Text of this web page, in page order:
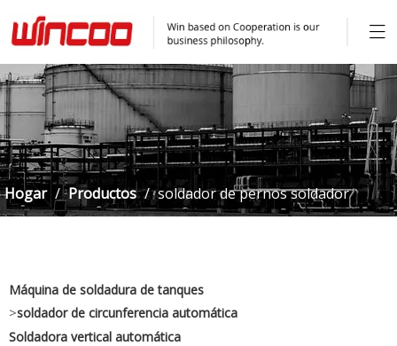
Hogar / Productos / soldador de pernos soldador
vertical automático
Máquina de soldadura de tanques
>soldador de circunferencia automática
Soldadora vertical automática